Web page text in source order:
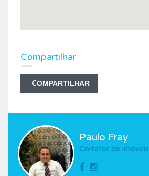
Compartilhar
COMPARTILHAR
Paulo Fray
Corretor de imóveis